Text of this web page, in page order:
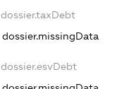
dossier.taxDebt
dossier.missingData
dossier.esvDebt